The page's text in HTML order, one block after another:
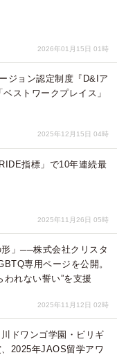
2026年01月15日 01時
ジョン認定制度『D&Iア
ストワークプレイス」
2025年12月15日 04時
指標」で10年連続最
2025年11月26日 05時
形」──株式会社クリスタ
専用ページを公開。
われない誓い”を支援
2025年11月12日 02時
ドワンゴ学園・ビリギ
2025年JAOS留学アワ